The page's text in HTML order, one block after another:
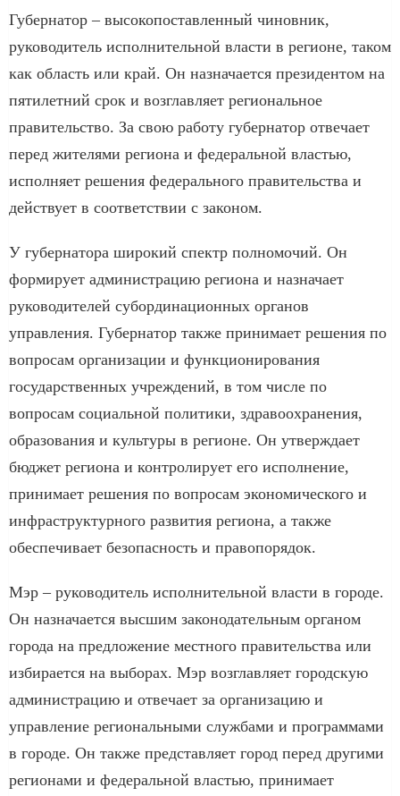
Губернатор – высокопоставленный чиновник,
руководитель исполнительной власти в регионе, таком
как область или край. Он назначается президентом на
пятилетний срок и возглавляет региональное
правительство. За свою работу губернатор отвечает
перед жителями региона и федеральной властью,
исполняет решения федерального правительства и
действует в соответствии с законом.
У губернатора широкий спектр полномочий. Он
формирует администрацию региона и назначает
руководителей субординационных органов
управления. Губернатор также принимает решения по
вопросам организации и функционирования
государственных учреждений, в том числе по
вопросам социальной политики, здравоохранения,
образования и культуры в регионе. Он утверждает
бюджет региона и контролирует его исполнение,
принимает решения по вопросам экономического и
инфраструктурного развития региона, а также
обеспечивает безопасность и правопорядок.
Мэр – руководитель исполнительной власти в городе.
Он назначается высшим законодательным органом
города на предложение местного правительства или
избирается на выборах. Мэр возглавляет городскую
администрацию и отвечает за организацию и
управление региональными службами и программами
в городе. Он также представляет город перед другими
регионами и федеральной властью, принимает